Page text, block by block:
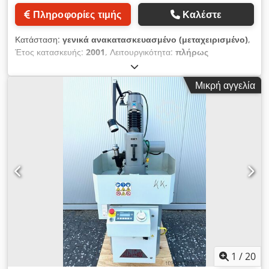
MARPOSS P7 - Διάφοροι λειαντικοί δίσκοι και εξαρτήματα
συγκράτησης - Σύστημα αναρρόφησης λαδιού-νεφελώματος
Υδροστατική στήριξη σε όλους τους άξονες κατεργασίας ►
ΠΕΡΙΓΡΑΦΗ Το μηχάνημα βρίσκεται σε εξαιρετική κατάσταση
συντήρησης και χρησιμοποιήθηκε αποκλειστικά για την υψηλής
ακρίβειας τελική κατεργασία μεγάλων ρουλεμάν για υπεράκτιες
ανεμογεννήτριες. Στο εύρος της κατεργασίας περιλαμβάνονταν
η λείανση των εσωτερικών και εξωτερικών διαμέτρων καθώς
και των τριβών υψηλής ακρίβειας των κυλινδρικών ρουλεμάν.
Τα επιτευχθέντα αποτελέσματα κατεργασίας υπογραμμίζουν
την εξαιρετική απόδοση του μηχανήματος. Οι εσωτερικές και
εξωτερικές διάμετροι, με διάμετρο τεμαχίου εργασίας έως και
4.000 mm, λειάνθηκαν εντός ανοχής ±20 µm. Για τις τριβές,
επιτεύχθηκε ακρίβεια προφίλ 2–3 µm.
Πληροφορίες τιμής Καλέστε
Κατάσταση: γενικά ανακατασκευασμένο (μεταχειρισμένο),
Έτος κατασκευής: 2001, Λειτουργικότητα: πλήρως
, Διάμετρος κατεργασίας: 4.000 mm Ύψος
κατεργασίας: 730 mm Άξονας X: 1.110 mm Σύστημα ελέγχου:
SIMATIC S7-300 Σύστημα συγκράτησης εργαλείων: Τμήματα
λείανσης Ενσωματωμένη μονάδα ρύθμισης στην κεφαλή
λείανσης Dodpsztc T Djfx Afpjck Το 2010, το μηχάνημα
υποβλήθηκε σε μια ολοκληρωμένη γενική επισκευή, τόσο
μηχανική όσο και ηλεκτροτεχνική. Στο πλαίσιο αυτής της
εκσυγχρονισμού, ολόκληρη η τεχνολογία αυτοματισμού και η
τεχνολογία κίνησης αντικαταστάθηκαν με τεχνολογία της
Siemens. Το μηχάνημα είναι εξοπλισμένο με ένα σύστημα
μέτρησης κατά τη διάρκεια της διαδικασίας MARPOSS P7. Το
σύστημα μέτρησης είναι πλήρως ενσωματωμένο στο σύστημα
ελέγχου PLC Siemens SIMATIC S7-300 μέσω του
πρωτοκόλλου PROFIBUS.
Μικρή αγγελία
1 /20